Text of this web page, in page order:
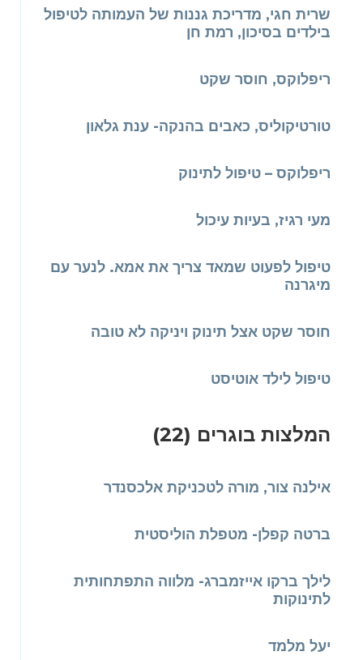
שרית חגי, מדריכת גננות של העמותה לטיפול
בילדים בסיכון, רמת חן
ריפלוקס, חוסר שקט
טורטיקוליס, כאבים בהנקה- ענת גלאון
ריפלוקס – טיפול לתינוק
מעי רגיז, בעיות עיכול
טיפול לפעוט שמאד צריך את אמא. לנער עם
מיגרנה
חוסר שקט אצל תינוק ויניקה לא טובה
טיפול לילד אוטיסט
המלצות בוגרים (22)
אילנה צור, מורה לטכניקת אלכסנדר
ברטה קפלן- מטפלת הוליסטית
לילך ברקו אייזמברג- מלווה התפתחותית
לתינוקות
יעל מלמד